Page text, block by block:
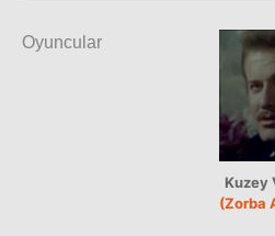
Oyuncular
Kuzey
(Zorba